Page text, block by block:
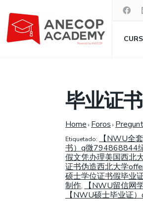
毕业证
Home › Foros ›
Etiquetado:
【NWU全
书）q微794868844
假文凭办理美国西北
证书伪造西北大学
硕士学位证书假毕业
制作, 【NWU留信
【NWU硕士毕业证